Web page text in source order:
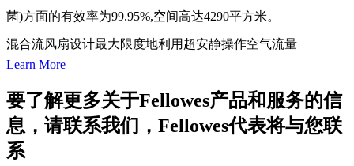
单独地通过LTE连接到基于云的数组视图仪表板
为长期使用而设计,附有5年保质期
菌)方面的有效率为99.95%,空间高达4290平方米。
混合流风扇设计最大限度地利用超安静操作空气流量
天花板悬吊高达20',与管道工作无关
环境管理技术包括一套完整的舒适性和控制传感器,可以持续
监控污染物、占用率和噪音水平,以便对变化作出积极反应。
该集成的I雅克传感器套件包括微粒(PM10,PM2.5)、占用率、
Learn More
要了解更多关于Fellowes产品和服务的信
息，请联系我们，Fellowes代表将与您联
系